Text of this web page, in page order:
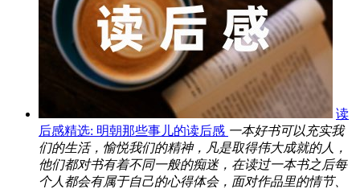
读
后感精选: 明朝那些事儿的读后感 一本好书可以充实我
们的生活，愉悦我们的精神，凡是取得伟大成就的人，
他们都对书有着不同一般的痴迷，在读过一本书之后每
个人都会有属于自己的心得体会，面对作品里的情节、